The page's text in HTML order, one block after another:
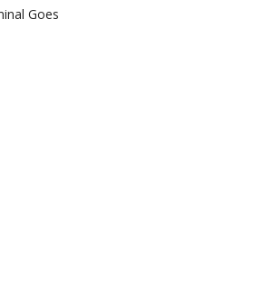
Goes